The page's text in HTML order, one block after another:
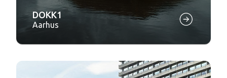
DOKK1
Aarhus